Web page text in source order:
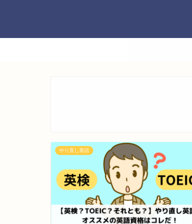
やり直し英語